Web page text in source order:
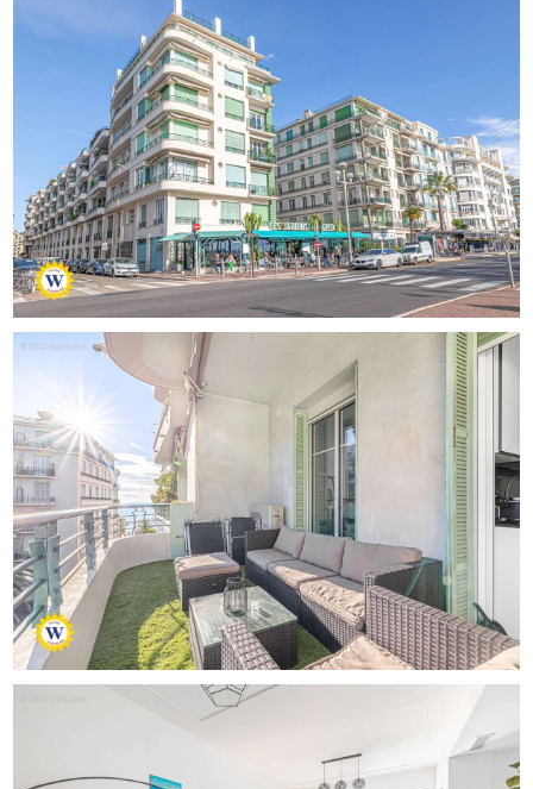
Les plus : Emplacement de choix, à proximité immédiate
des commerces du boulevard Gambetta, de la mer et de
la Promenade des Anglais, Résidence calme et sécurisée,
Idéal pour une résidence principale ou secondaire
Cet appartement est un véritable coup de cœur, alliant
confort moderne et charme intemporel.
L’État des Risques et Pollution peut être consulté sur
https://georisques.gouv.fr Emilie FOGLIETTI
[Coordonnées masquées]